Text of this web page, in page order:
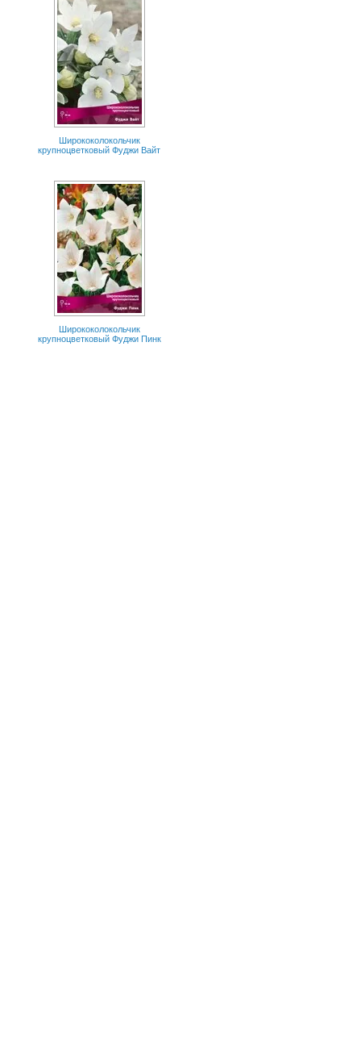
Ширококолокольчик
крупноцветковый Фуджи Вайт
Ширококолокольчик
крупноцветковый Фуджи Пинк